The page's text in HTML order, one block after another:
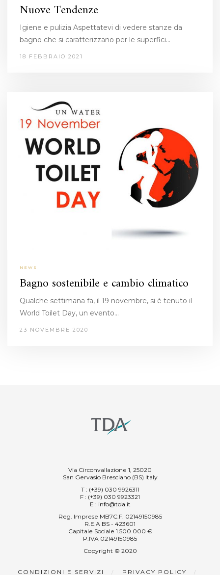
Nuove Tendenze
Igiene e pulizia Aspettatevi di vedere stanze da
bagno che si caratterizzano per le superfici…
18 FEBBRAIO 2021
NEWS
Bagno sostenibile e cambio climatico
Qualche settimana fa, il 19 novembre, si è tenuto il
World Toilet Day, un evento…
23 NOVEMBRE 2020
Via Circonvallazione 1, 25020
San Gervasio Bresciano (BS) Italy
T: (+39) 030 9926311
F : (+39) 030 9923321
E : info@tda.it
Reg. Imprese MB7C.F. 02149150985
R.E.A BS - 423601
Capitale Sociale 1.500.000 €
P.IVA 02149150985
Copyright © 2020
CONDIZIONI E SERVIZI PRIVACY POLICY